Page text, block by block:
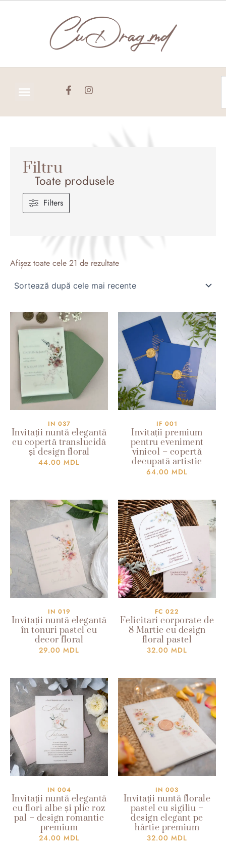
Filtru
Toate produsele
Filters
Afișez toate cele 21 de rezultatedupă
recente
IN 037
Invitații nuntă elegantă
cu copertă translucidă
și design floral
44.00 MDL
IF 001
Invitații premium
pentru eveniment
vinicol – copertă
decupată artistic
64.00 MDL
IN 019
Invitații nuntă elegantă
în tonuri pastel cu
decor floral
29.00 MDL
FC 022
Felicitari corporate de
8 Martie cu design
floral pastel
32.00 MDL
IN 004
Invitații nuntă elegantă
cu flori albe și plic roz
pal – design romantic
premium
24.00 MDL
IN 003
Invitații nuntă florale
pastel cu sigiliu –
design elegant pe
hârtie premium
32.00 MDL